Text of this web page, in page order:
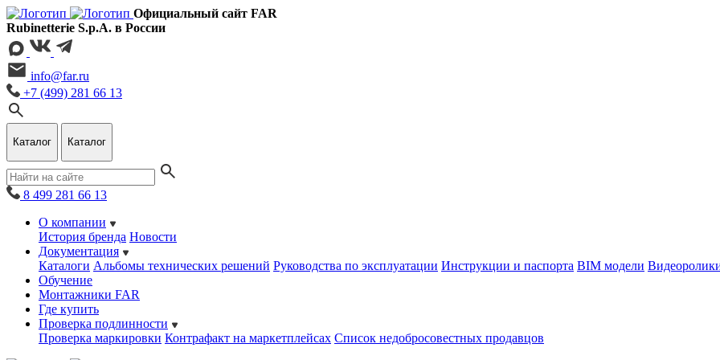
Официальный сайт FAR
Rubinetterie S.p.A. в России
info@far.ru
+7 (499) 281 66 13
Каталог Каталог
8 499 281 66 13
О компании
История бренда Новости
Документация
Каталоги Альбомы технических решений Руководства по эксплуатации Инструкции и паспорта BIM модели
Обучение
Монтажники FAR
Где купить
Проверка подлинности
Проверка маркировки Контрафакт на маркетплейсах Cписок недобросовестных продавцов